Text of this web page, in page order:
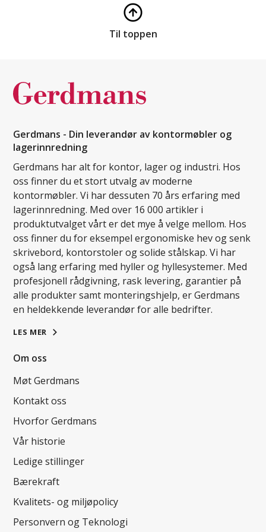
Til toppen
Gerdmans - Din leverandør av kontormøbler og
lagerinnredning
Gerdmans har alt for kontor, lager og industri. Hos
oss finner du et stort utvalg av moderne
kontormøbler. Vi har dessuten 70 års erfaring med
lagerinnredning. Med over 16 000 artikler i
produktutvalget vårt er det mye å velge mellom. Hos
oss finner du for eksempel ergonomiske hev og senk
skrivebord, kontorstoler og solide stålskap. Vi har
også lang erfaring med hyller og hyllesystemer. Med
profesjonell rådgivning, rask levering, garantier på
alle produkter samt monteringshjelp, er Gerdmans
en heldekkende leverandør for alle bedrifter.
LES MER
Om oss
Møt Gerdmans
Kontakt oss
Hvorfor Gerdmans
Vår historie
Ledige stillinger
Bærekraft
Kvalitets- og miljøpolicy
Personvern og Teknologi